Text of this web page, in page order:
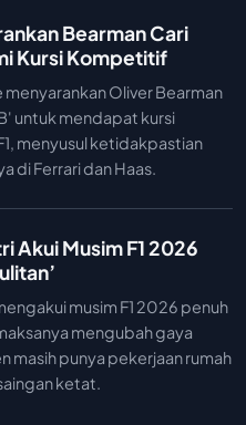
Bearman Cari
Kursi Kompetitif
menyarankan Oliver Bearman
untuk mendapat kursi
menyusul ketidakpastian
di Ferrari dan Haas.
Akui Musim F1 2026
musim F1 2026 penuh
mengubah gaya
masih punya pekerjaan rumah
ketat.